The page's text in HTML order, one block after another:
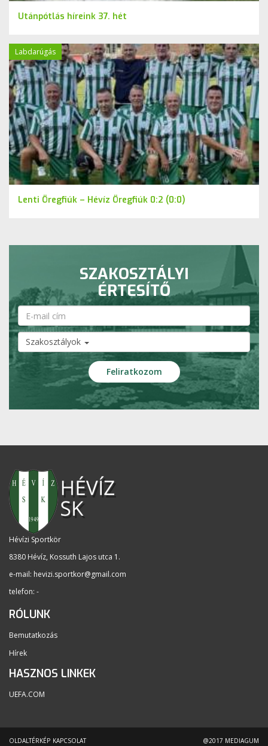
Utánpótlás híreink 37. hét
Labdarúgás
Lenti Öregfiúk – Hévíz Öregfiúk 0:2 (0:0)
SZAKOSZTÁLYI
ÉRTESÍTŐ
Szakosztályok
Hévízi Sportkör
8380 Hévíz, Kossuth Lajos utca 1 .
e-mail: hevizi.sportkor@gmail.com
telefon: -
RÓLUNK
Bemutatkozás
Hírek
HASZNOS LINKEK
UEFA.COM
OLDALTÉRKÉP KAPCSOLAT @2017 MEDIAGUM